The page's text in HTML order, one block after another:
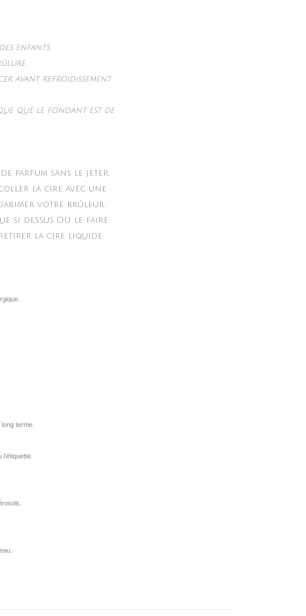
enfants.
avant refroidissement
que le fondant est de
parfum sans le jeter,
la cire avec une
votre brûleur.
si dessus OU le faire
la cire liquide.
terme.